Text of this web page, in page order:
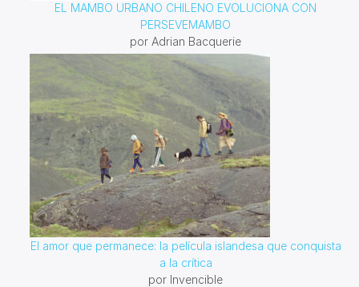
EL MAMBO URBANO CHILENO EVOLUCIONA CON
PERSEVEMAMBO
por Adrian Bacquerie
El amor que permanece: la película islandesa que conquista
a la crítica
por Invencible